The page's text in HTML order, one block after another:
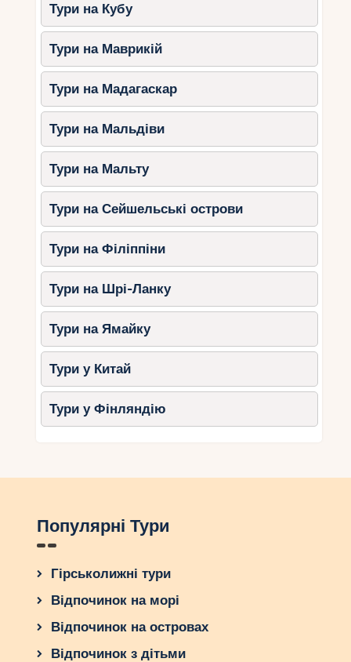
гірськолижних турів. Можливо, Ватра-Дорней
приховує ще багато цікавого та захоплюючого,
що варто дослідити. Приїжджайте у Ватра-
Дорней та відкрийте для себе всі її скарби!
Тури на Кубу
Тури на Маврикій
Тури на Мадагаскар
Тури на Мальдіви
Тури на Мальту
Тури на Сейшельські острови
Тури на Філіппіни
Тури на Шрі-Ланку
Тури на Ямайку
Тури у Китай
Тури у Фінляндію
Популярні Тури
Гірськолижні тури
Відпочинок на морі
Відпочинок на островах
Відпочинок з дітьми